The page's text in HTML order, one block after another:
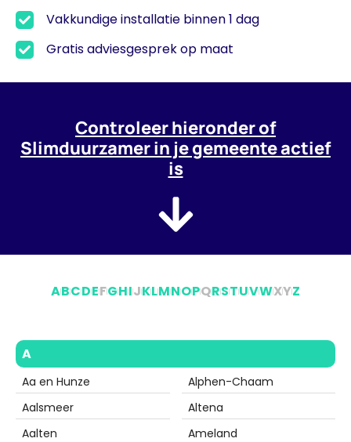
Vakkundige installatie binnen 1 dag​
Gratis adviesgesprek op maat​
Controleer hieronder of
Slimduurzamer in je gemeente actief
is
ABCDEFGHIJKLMNOPQRSTUVWXYZ
A
Aa en Hunze
Aalsmeer
Aalten
Alphen-Chaam
Altena
Ameland